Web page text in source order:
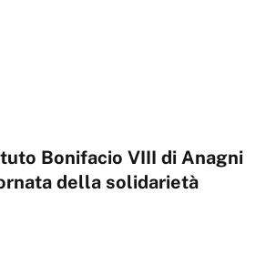
Bonifacio VIII di Anagni
della solidarietà